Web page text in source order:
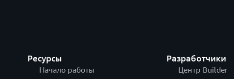
Ресурсы
Начало работы
Разработчики
Центр Builder